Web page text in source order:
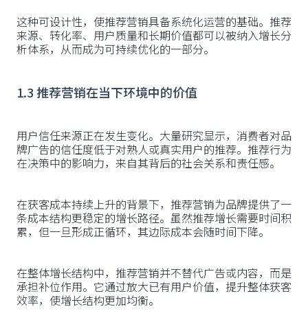
这种可设计性，使推荐营销具备系统化运营的基础。推荐
来源、转化率、用户质量和长期价值都可以被纳入增长分
析体系，从而成为可持续优化的一部分。
1.3 推荐营销在当下环境中的价值
用户信任来源正在发生变化。大量研究显示，消费者对品
牌广告的信任度低于对熟人或真实用户的推荐。推荐行为
在决策中的影响力，来自其背后的社会关系和责任感。
在获客成本持续上升的背景下，推荐营销为品牌提供了一
条成本结构更稳定的增长路径。虽然推荐增长需要时间积
累，但一旦形成正循环，其边际成本会随时间下降。
在整体增长结构中，推荐营销并不替代广告或内容，而是
承担补位作用。它通过放大已有用户价值，提升整体获客
效率，使增长结构更加均衡。